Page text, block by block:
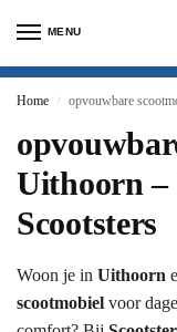
MENU
Home / opvouwbare
Uithoorn –
Scootsters
Woon je in Uithoorn
scootmobiel voor